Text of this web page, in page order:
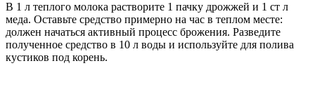
В 1 л теплого молока растворите 1 пачку дрожжей и 1 ст л
меда. Оставьте средство примерно на час в теплом месте:
должен начаться активный процесс брожения. Разведите
полученное средство в 10 л воды и используйте для полива
кустиков под корень.